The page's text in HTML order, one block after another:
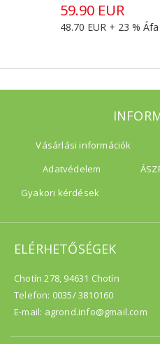
59.90 EUR
48.70 EUR + 23 % Áfa
Vásárlási információk
Adatvédelem
Gyakori kérdések
ELÉRHETŐSÉGEK
Chotín 278, 94631 Chotín
Telefon: 0035/ 3810160
E-mail: agrond.info@gmail.com